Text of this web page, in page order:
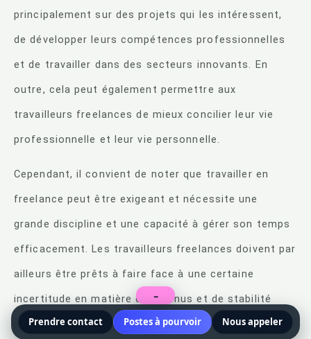
principalement sur des projets qui les intéressent,
de développer leurs compétences professionnelles
et de travailler dans des secteurs innovants. En
outre, cela peut également permettre aux
travailleurs freelances de mieux concilier leur vie
professionnelle et leur vie personnelle.
Cependant, il convient de noter que travailler en
freelance peut être exigeant et nécessite une
grande discipline et une capacité à gérer son temps
efficacement. Les travailleurs freelances doivent par
ailleurs être prêts à faire face à une certaine
incertitude en matière de revenus et de stabilité
professionnelle. Cela peut être un défi pour certains
−
Prendre contact
Postes à pourvoir Nous appeler